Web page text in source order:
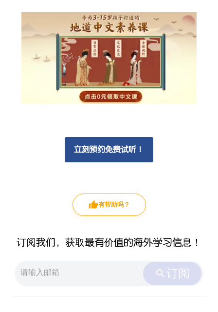
立刻预约免费试听！
有帮助吗？
订阅我们，获取最有价值的海外学习信息！
订阅